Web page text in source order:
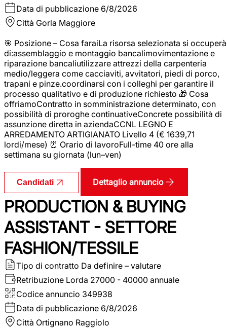
Data di pubblicazione 6/8/2026
Città Gorla Maggiore
🎯 Posizione – Cosa faraiLa risorsa selezionata si occuperà
di:assemblaggio e montaggio bancalimovimentazione e
riparazione bancaliutilizzare attrezzi della carpenteria
medio/leggera come cacciaviti, avvitatori, piedi di porco,
trapani e pinze.coordinarsi con i colleghi per garantire il
processo qualitativo e di produzione richiesto 🎁 Cosa
offriamoContratto in somministrazione determinato, con
possibilità di proroghe continuativeConcrete possibilità di
assunzione diretta in aziendaCCNL LEGNO E
ARREDAMENTO ARTIGIANATO Livello 4 (€ 1639,71
lordi/mese) ⏰ Orario di lavoroFull-time 40 ore alla
settimana su giornata (lun–ven)
Candidati Dettaglio annuncio
PRODUCTION & BUYING
ASSISTANT - SETTORE
FASHION/TESSILE
Tipo di contratto Da definire – valutare
Retribuzione Lorda 27000 - 40000 annuale
Codice annuncio 349938
Data di pubblicazione 6/8/2026
Città Ortignano Raggiolo